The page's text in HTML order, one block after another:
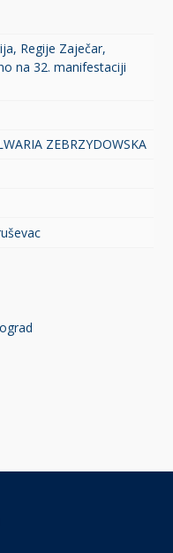
Regije Zaječar,
na 32. manifestaciji
ZEBRZYDOWSKA